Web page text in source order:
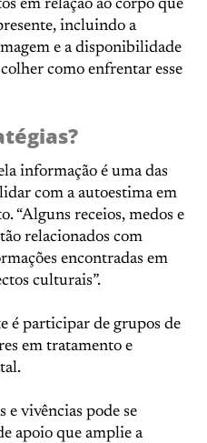
em relação ao corpo que
incluindo a
e a disponibilidade
como enfrentar esse
informação é uma das
com a autoestima em
“Alguns receios, medos e
relacionados com
encontradas em
culturais”.
é participar de grupos de
em tratamento e
vivências pode se
apoio que amplie a